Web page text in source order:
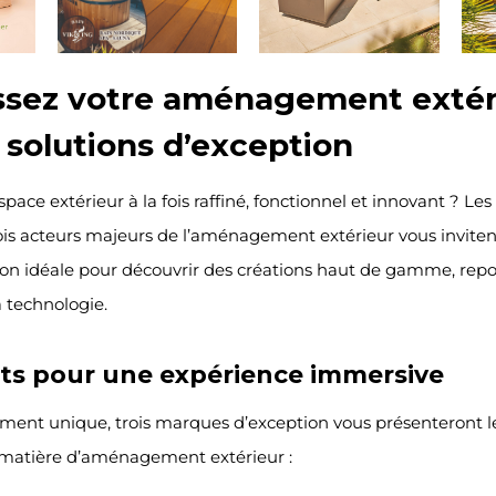
votre aménagement
d’exception
extérieur à la fois raffiné, fonctionnel et innovant ?
acteurs majeurs de l’aménagement extérieur vous
idéale pour découvrir des créations haut de gamme,
technologie.
pour une expérience immersive
unique, trois marques d’exception vous présenteront
d’aménagement extérieur :